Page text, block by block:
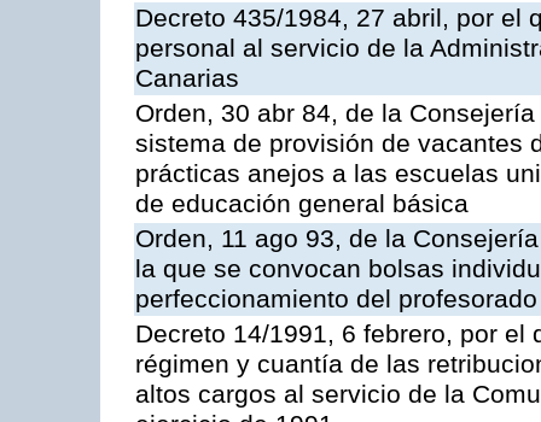
Decreto 435/1984, 27 abril, por el
personal al servicio de la
Canarias
Orden, 30 abr 84, de la
sistema de provisión de vacantes
prácticas anejos a las escuelas
de educación general básica
Orden, 11 ago 93, de la
la que se convocan bolsas
perfeccionamiento del
Decreto 14/1991, 6 febrero, por
régimen y cuantía de las
altos cargos al servicio de la